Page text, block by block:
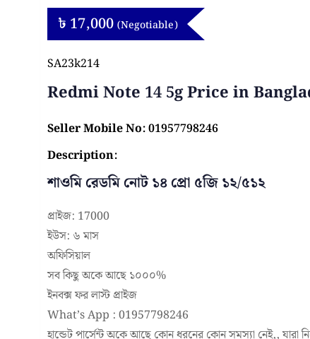
৳ 17,000 (Negotiable)
SA23k214
Redmi Note 14 5g Price in
Seller Mobile No:01957798246
Description:
শাওমি রেডমি নোট ১৪ প্রো ৫জি ১২/৫১২
প্রাইজ: 17000
ইউস: ৬ মাস
অফিসিয়াল
সব কিছু অকে আছে ১০০০%
ইনবক্স ফর লাস্ট প্রাইজ
What’s App : 01957798246
হান্ডেট পার্সেন্ট অকে আছে কোন ধরনের কোন সমস্যা নেই,, যারা